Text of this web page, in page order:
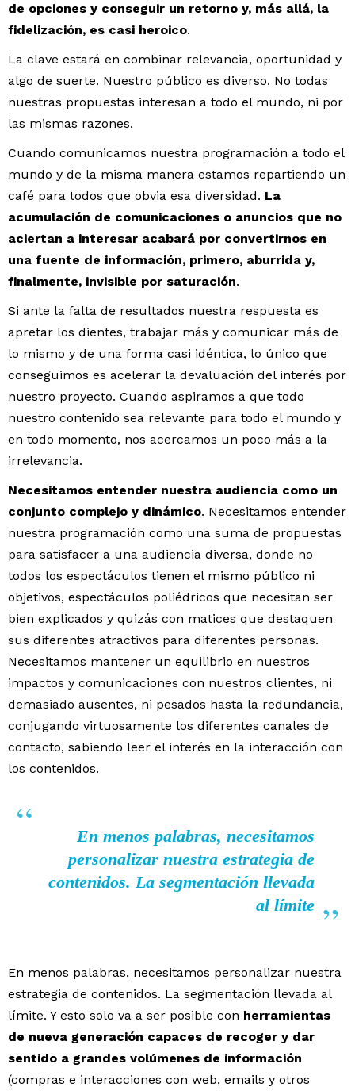
de opciones y conseguir un retorno y, más allá, la
fidelización, es casi heroico.
La clave estará en combinar relevancia, oportunidad y
algo de suerte. Nuestro público es diverso. No todas
nuestras propuestas interesan a todo el mundo, ni por
las mismas razones.
Cuando comunicamos nuestra programación a todo el
mundo y de la misma manera estamos repartiendo un
café para todos que obvia esa diversidad. La
acumulación de comunicaciones o anuncios que no
aciertan a interesar acabará por convertirnos en
una fuente de información, primero, aburrida y,
finalmente, invisible por saturación.
Si ante la falta de resultados nuestra respuesta es
apretar los dientes, trabajar más y comunicar más de
lo mismo y de una forma casi idéntica, lo único que
conseguimos es acelerar la devaluación del interés por
nuestro proyecto. Cuando aspiramos a que todo
nuestro contenido sea relevante para todo el mundo y
en todo momento, nos acercamos un poco más a la
irrelevancia.
Necesitamos entender nuestra audiencia como un
conjunto complejo y dinámico. Necesitamos entender
nuestra programación como una suma de propuestas
para satisfacer a una audiencia diversa, donde no
todos los espectáculos tienen el mismo público ni
objetivos, espectáculos poliédricos que necesitan ser
bien explicados y quizás con matices que destaquen
sus diferentes atractivos para diferentes personas.
Necesitamos mantener un equilibrio en nuestros
impactos y comunicaciones con nuestros clientes, ni
demasiado ausentes, ni pesados hasta la redundancia,
conjugando virtuosamente los diferentes canales de
contacto, sabiendo leer el interés en la interacción con
los contenidos.
En menos palabras, necesitamos
personalizar nuestra estrategia de
contenidos. La segmentación llevada
al límite
En menos palabras, necesitamos personalizar nuestra
estrategia de contenidos. La segmentación llevada al
límite. Y esto solo va a ser posible con herramientas
de nueva generación capaces de recoger y dar
sentido a grandes volúmenes de información
(compras e interacciones con web, emails y otros